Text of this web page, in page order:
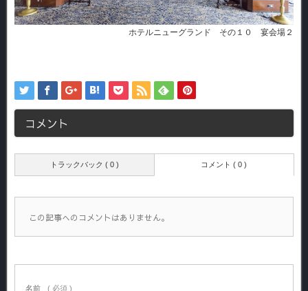
ホテルニューグランド その１０ 宴会場２
コメント
トラックバック ( 0 ) コメント ( 0 )
この記事へのコメントはありません。
名前 ( 必須 )